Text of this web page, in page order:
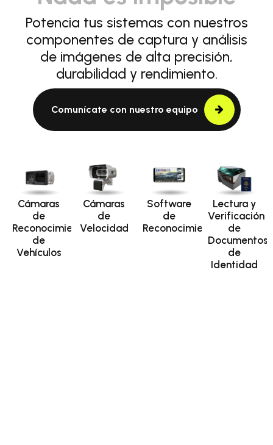
Potencia tus sistemas con nuestros
componentes de captura y análisis
de imágenes de alta precisión,
durabilidad y rendimiento.
Comunícate con nuestro equipo
Cámaras
de
Reconocimiento
de
Vehículos
Cámaras
de
Velocidad
Software
de
Reconocimiento
Lectura y
Verificación
de
Documentos
de
Identidad